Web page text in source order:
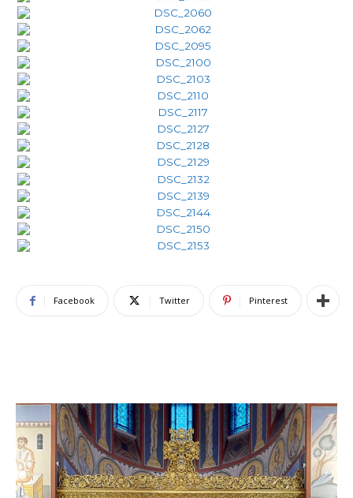
Facebook Twitter Pinterest